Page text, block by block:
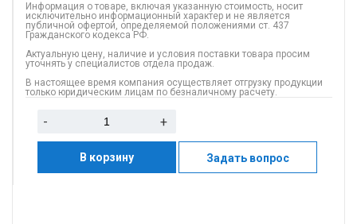
Информация о товаре, включая указанную стоимость, носит
исключительно информационный характер и не является
публичной офертой, определяемой положениями ст. 437
Гражданского кодекса РФ.
Актуальную цену, наличие и условия поставки товара просим
уточнять у специалистов отдела продаж.
В настоящее время компания осуществляет отгрузку продукции
только юридическим лицам по безналичному расчету.
- +
В корзину Задать вопрос